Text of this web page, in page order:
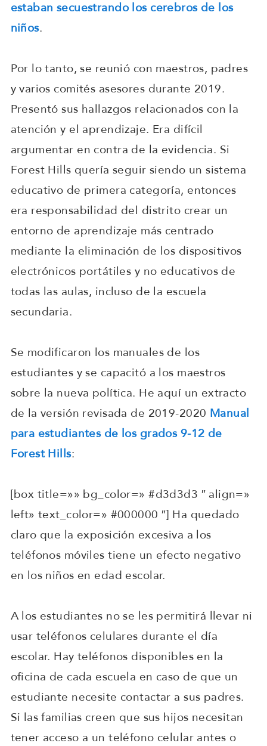
estaban secuestrando los cerebros de los
niños.
Por lo tanto, se reunió con maestros, padres
y varios comités asesores durante 2019.
Presentó sus hallazgos relacionados con la
atención y el aprendizaje. Era difícil
argumentar en contra de la evidencia. Si
Forest Hills quería seguir siendo un sistema
educativo de primera categoría, entonces
era responsabilidad del distrito crear un
entorno de aprendizaje más centrado
mediante la eliminación de los dispositivos
electrónicos portátiles y no educativos de
todas las aulas, incluso de la escuela
secundaria.
Se modificaron los manuales de los
estudiantes y se capacitó a los maestros
sobre la nueva política. He aquí un extracto
de la versión revisada de 2019-2020 Manual
para estudiantes de los grados 9-12 de
Forest Hills:
[box title=»» bg_color=» #d3d3d3 ″ align=»
left» text_color=» #000000 ″] Ha quedado
claro que la exposición excesiva a los
teléfonos móviles tiene un efecto negativo
en los niños en edad escolar.
A los estudiantes no se les permitirá llevar ni
usar teléfonos celulares durante el día
escolar. Hay teléfonos disponibles en la
oficina de cada escuela en caso de que un
estudiante necesite contactar a sus padres.
Si las familias creen que sus hijos necesitan
tener acceso a un teléfono celular antes o